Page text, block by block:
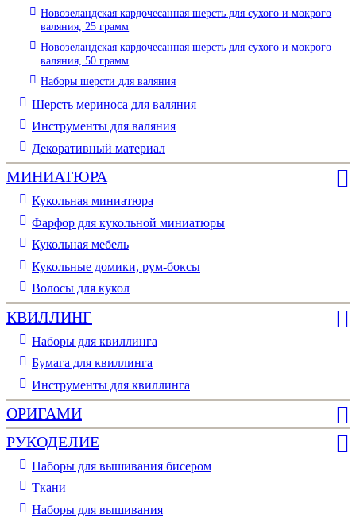
Новозеландская кардочесанная шерсть для сухого и мокрого
валяния, 25 грамм
Новозеландская кардочесанная шерсть для сухого и мокрого
валяния, 50 грамм
Наборы шерсти для валяния
Шерсть мериноса для валяния
Инструменты для валяния
Декоративный материал
МИНИАТЮРА
Кукольная миниатюра
Фарфор для кукольной миниатюры
Кукольная мебель
Кукольные домики, рум-боксы
Волосы для кукол
КВИЛЛИНГ
Наборы для квиллинга
Бумага для квиллинга
Инструменты для квиллинга
ОРИГАМИ
РУКОДЕЛИЕ
Наборы для вышивания бисером
Ткани
Наборы для вышивания